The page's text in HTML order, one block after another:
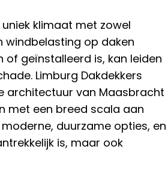
klimaat met zowel
windbelasting op daken
of geïnstalleerd is, kan leiden
Limburg Dakdekkers
architectuur van Maasbracht
met een breed scala aan
duurzame opties, en
is, maar ook